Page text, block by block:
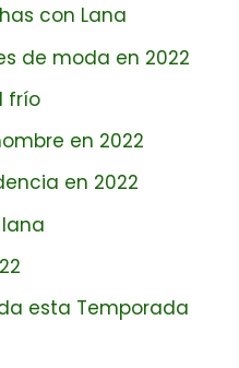
con Lana
de moda en 2022
frío
en 2022
en 2022
esta Temporada